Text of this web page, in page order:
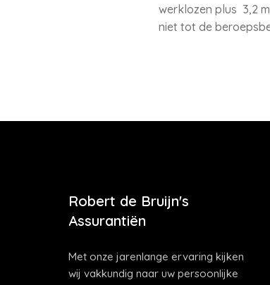
werklozen plus 3,2
niet tot de
Robert de Bruijn's
Assurantiën
Met onze jarenlange ervaring kijken
wij vakkundig naar uw persoonlijke